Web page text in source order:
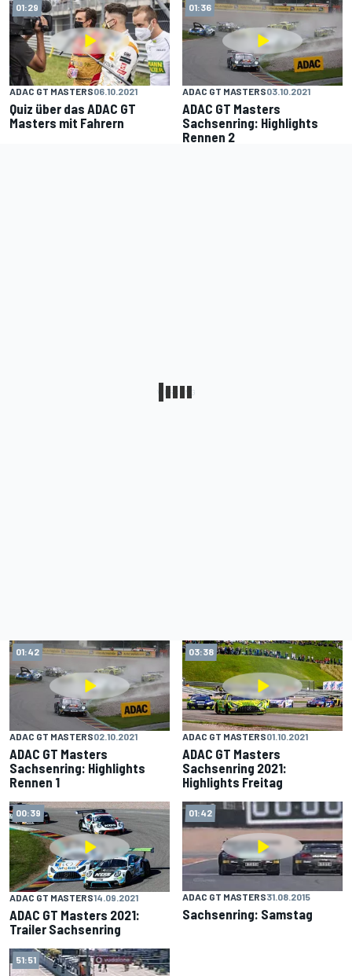
01:29
ADAC GT MASTERS06.10.2021
Quiz über das ADAC GT
Masters mit Fahrern
01:36
ADAC GT MASTERS03.10.2021
ADAC GT Masters
Sachsenring: Highlights
Rennen 2
01:42
ADAC GT MASTERS02.10.2021
ADAC GT Masters
Sachsenring: Highlights
Rennen 1
03:38
ADAC GT MASTERS01.10.2021
ADAC GT Masters
Sachsenring 2021:
Highlights Freitag
00:39
ADAC GT MASTERS14.09.2021
ADAC GT Masters 2021:
Trailer Sachsenring
01:42
ADAC GT MASTERS31.08.2015
Sachsenring: Samstag
51:51